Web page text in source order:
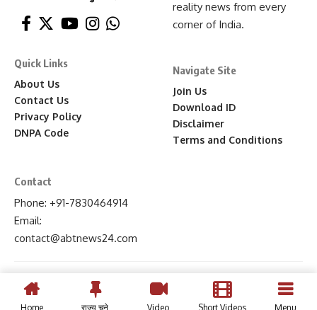
reality news from every
corner of India.
Quick Links
About Us
Contact Us
Privacy Policy
DNPA Code
Navigate Site
Join Us
Download ID
Disclaimer
Terms and Conditions
Contact
Phone: +91-7830464914
Email:
contact@abtnews24.com
Home राज्य चुने Video Short Videos Menu